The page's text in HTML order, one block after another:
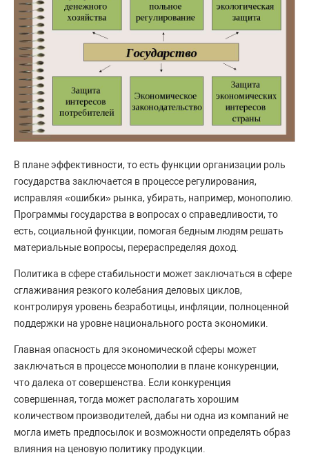
В плане эффективности, то есть функции организации роль
государства заключается в процессе регулирования,
исправляя «ошибки» рынка, убирать, например, монополию.
Программы государства в вопросах о справедливости, то
есть, социальной функции, помогая бедным людям решать
материальные вопросы, перераспределяя доход.
Политика в сфере стабильности может заключаться в сфере
сглаживания резкого колебания деловых циклов,
контролируя уровень безработицы, инфляции, полноценной
поддержки на уровне национального роста экономики.
Главная опасность для экономической сферы может
заключаться в процессе монополии в плане конкуренции,
что далека от совершенства. Если конкуренция
совершенная, тогда может располагать хорошим
количеством производителей, дабы ни одна из компаний не
могла иметь предпосылок и возможности определять образ
влияния на ценовую политику продукции.